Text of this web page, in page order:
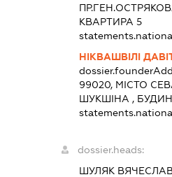
КВАРТИРА 5
НІКВАШВІЛІ
99020, МІСТО
ШУКШІНА ,
dossier.heads:
ШУЛЯК